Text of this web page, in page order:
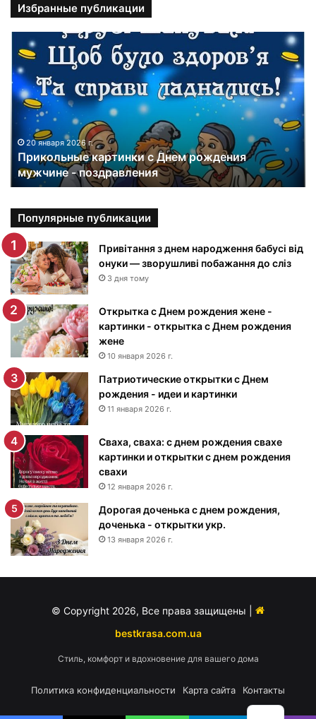
Избранные публикации
и
к
о
к
т
и
н
к
и
с
Д
н
м
р
о
ж
д
е
н
и
я
м
у
ж
ч
и
20 января 2026 г.
Прикольные картинки с Днем рождения
мужчине - поздравления
Популярные публикации
Привітання з днем народження бабусі від
онуки — зворушливі побажання до сліз
3 дня тому
Открытка с Днем рождения жене -
картинки - открытка с Днем рождения
жене
10 января 2026 г.
Патриотические открытки с Днем
рождения - идеи и картинки
11 января 2026 г.
Сваха, сваха: с днем рождения свахе
картинки и открытки с днем рождения
свахи
12 января 2026 г.
Дорогая доченька с днем рождения,
доченька - открытки укр.
13 января 2026 г.
© Copyright 2026, Все права защищены |
bestkrasa.com.ua
Стиль, комфорт и вдохновение для вашего дома
Политика конфиденциальности Карта сайта Контакты